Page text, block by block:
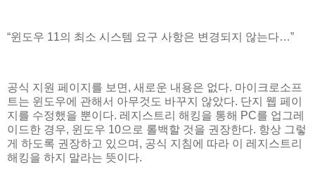
“윈도우 11의 최소 시스템 요구 사항은 변경되지 않는다…”
공식 지원 페이지를 보면, 새로운 내용은 없다. 마이크로소프
트는 윈도우에 관해서 아무것도 바꾸지 않았다. 단지 웹 페이
지를 수정했을 뿐이다. 레지스트리 해킹을 통해 PC를 업그레
이드한 경우, 윈도우 10으로 롤백할 것을 권장한다. 항상 그렇
게 하도록 권장하고 있으며, 공식 지침에 따라 이 레지스트리
해킹을 하지 말라는 뜻이다.